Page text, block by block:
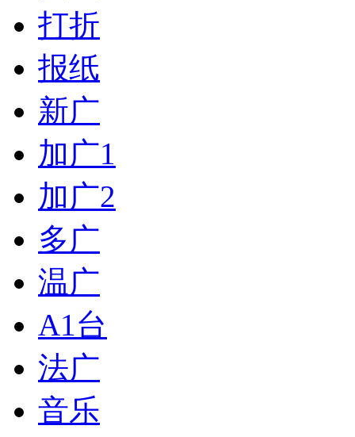
打折
报纸
新广
加广1
加广2
多广
温广
A1台
法广
音乐